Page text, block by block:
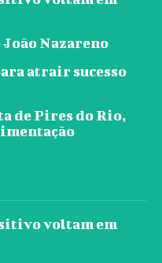
Nazareno
atrair sucesso
de Pires do Rio,
voltam em